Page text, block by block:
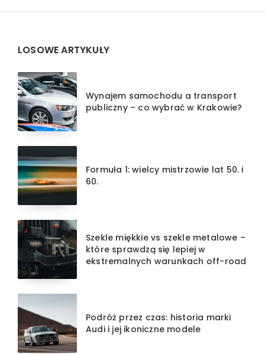
Widgets
LOSOWE ARTYKUŁY
Wynajem samochodu a transport
publiczny – co wybrać w Krakowie?
Formuła 1: wielcy mistrzowie lat 50. i
60.
Szekle miękkie vs szekle metalowe –
które sprawdzą się lepiej w
ekstremalnych warunkach off-road
Podróż przez czas: historia marki
Audi i jej ikoniczne modele